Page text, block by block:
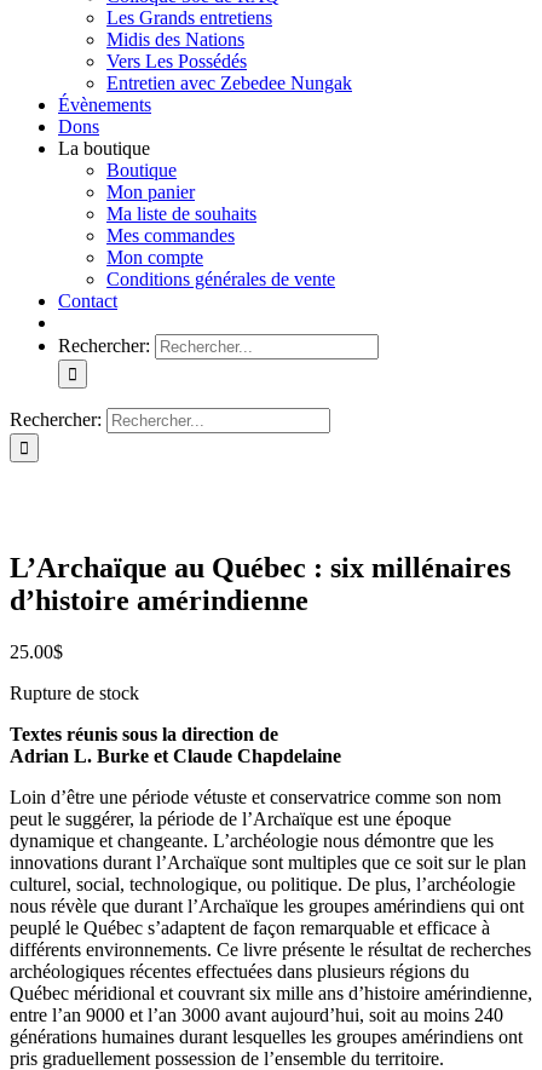
Les Grands entretiens
Midis des Nations
Vers Les Possédés
Entretien avec Zebedee Nungak
Évènements
Dons
La boutique
Boutique
Mon panier
Ma liste de souhaits
Mes commandes
Mon compte
Conditions générales de vente
Contact
Rechercher:
Rechercher:
L’Archaïque au Québec : six millénaires
d’histoire amérindienne
25.00$
Rupture de stock
Textes réunis sous la direction de
Adrian L. Burke et Claude Chapdelaine
Loin d’être une période vétuste et conservatrice comme son nom
peut le suggérer, la période de l’Archaïque est une époque
dynamique et changeante. L’archéologie nous démontre que les
innovations durant l’Archaïque sont multiples que ce soit sur le plan
culturel, social, technologique, ou politique. De plus, l’archéologie
nous révèle que durant l’Archaïque les groupes amérindiens qui ont
peuplé le Québec s’adaptent de façon remarquable et efficace à
différents environnements. Ce livre présente le résultat de recherches
archéologiques récentes effectuées dans plusieurs régions du
Québec méridional et couvrant six mille ans d’histoire amérindienne,
entre l’an 9000 et l’an 3000 avant aujourd’hui, soit au moins 240
générations humaines durant lesquelles les groupes amérindiens ont
pris graduellement possession de l’ensemble du territoire.